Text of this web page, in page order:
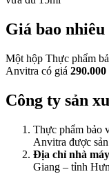
Giá bao nhiêu
Một hộp Thực phẩm
Anvitra có giá
Công ty sản
Thực phẩm bảo
Anvitra được
Địa chỉ nhà máy
Giang – tỉnh